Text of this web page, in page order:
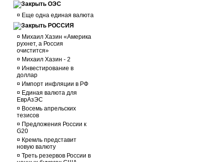
ОЭС
¤ Еще одна единая валюта
РОССИЯ
¤ Михаил Хазин «Америка
рухнет, а Россия
очистится»
¤ Михаил Хазин - 2
¤ Инвестирование в
доллар
¤ Импорт инфляции в РФ
¤ Единая валюта для
ЕврАзЭС
¤ Восемь апрельских
тезисов
¤ Предложения России к
G20
¤ Кремль представит
новую валюту
¤ Треть резервов России в